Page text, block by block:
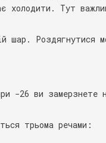
холодити. Тут
шар. Роздягнутися
−26 ви замерзнете
трьома речами: